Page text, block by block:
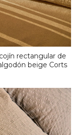
rectangular de
beige Corts